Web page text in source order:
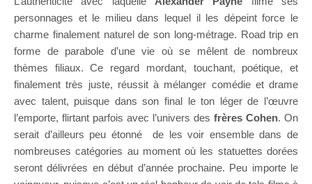
personnages et le milieu dans lequel il les dépeint force le
charme finalement naturel de son long-métrage. Road trip en
forme de parabole d’une vie où se mêlent de nombreux
thèmes filiaux. Ce regard mordant, touchant, poétique, et
finalement très juste, réussit à mélanger comédie et drame
avec talent, puisque dans son final le ton léger de l’œuvre
l’emporte, flirtant parfois avec l’univers des frères Cohen. On
serait d’ailleurs peu étonné de les voir ensemble dans de
nombreuses catégories au moment où les statuettes dorées
seront délivrées en début d’année prochaine. Peu importe le